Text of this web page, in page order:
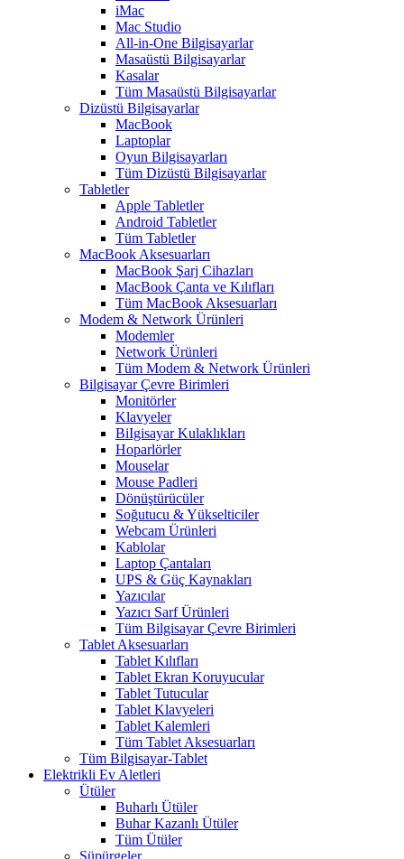
iMac
Mac Studio
All-in-One Bilgisayarlar
Masaüstü Bilgisayarlar
Kasalar
Tüm Masaüstü Bilgisayarlar
Dizüstü Bilgisayarlar
MacBook
Laptoplar
Oyun Bilgisayarları
Tüm Dizüstü Bilgisayarlar
Tabletler
Apple Tabletler
Android Tabletler
Tüm Tabletler
MacBook Aksesuarları
MacBook Şarj Cihazları
MacBook Çanta ve Kılıfları
Tüm MacBook Aksesuarları
Modem & Network Ürünleri
Modemler
Network Ürünleri
Tüm Modem & Network Ürünleri
Bilgisayar Çevre Birimleri
Monitörler
Klavyeler
BiIgisayar Kulaklıkları
Hoparlörler
Mouselar
Mouse Padleri
Dönüştürücüler
Soğutucu & Yükselticiler
Webcam Ürünleri
Kablolar
Laptop Çantaları
UPS & Güç Kaynakları
Yazıcılar
Yazıcı Sarf Ürünleri
Tüm Bilgisayar Çevre Birimleri
Tablet Aksesuarları
Tablet Kılıfları
Tablet Ekran Koruyucular
Tablet Tutucular
Tablet Klavyeleri
Tablet Kalemleri
Tüm Tablet Aksesuarları
Tüm Bilgisayar-Tablet
Elektrikli Ev Aletleri
Ütüler
Buharlı Ütüler
Buhar Kazanlı Ütüler
Tüm Ütüler
Süpürgeler